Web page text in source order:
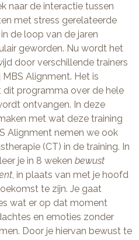
naar de interactie tussen
met stress gerelateerde
de loop van de jaren
geworden. Nu wordt het
door verschillende trainers
Alignment. Het is
programma over de hele
ontvangen. In deze
met wat deze training
Alignment nemen we ook
(CT) in de training. In
je in 8 weken bewust
, in plaats van met je hoofd
te zijn. Je gaat
wat er op dat moment
en emoties zonder
Door je hiervan bewust te